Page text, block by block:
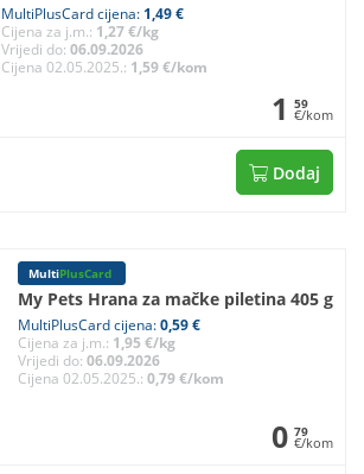
MultiPlusCard cijena: 1,49 €
Cijena za j.m.: 1,27 €/kg
Vrijedi do: 06.09.2026
Cijena 02.05.2025.: 1,59 €/kom
1 59
€/kom
Dodaj
MultiPlusCard
My Pets Hrana za mačke piletina 405 g
MultiPlusCard cijena:0,59 €
Cijena za j.m.: 1,95 €/kg
Vrijedi do: 06.09.2026
Cijena 02.05.2025.: 0,79 €/kom
0 79
€/kom